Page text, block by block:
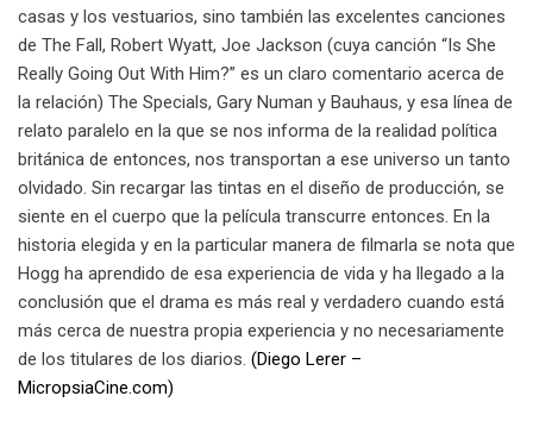
casas y los vestuarios, sino también las excelentes canciones
de The Fall, Robert Wyatt, Joe Jackson (cuya canción “Is She
Really Going Out With Him?” es un claro comentario acerca de
la relación) The Specials, Gary Numan y Bauhaus, y esa línea de
relato paralelo en la que se nos informa de la realidad política
británica de entonces, nos transportan a ese universo un tanto
olvidado. Sin recargar las tintas en el diseño de producción, se
siente en el cuerpo que la película transcurre entonces. En la
historia elegida y en la particular manera de filmarla se nota que
Hogg ha aprendido de esa experiencia de vida y ha llegado a la
conclusión que el drama es más real y verdadero cuando está
más cerca de nuestra propia experiencia y no necesariamente
de los titulares de los diarios. (Diego Lerer –
MicropsiaCine.com)